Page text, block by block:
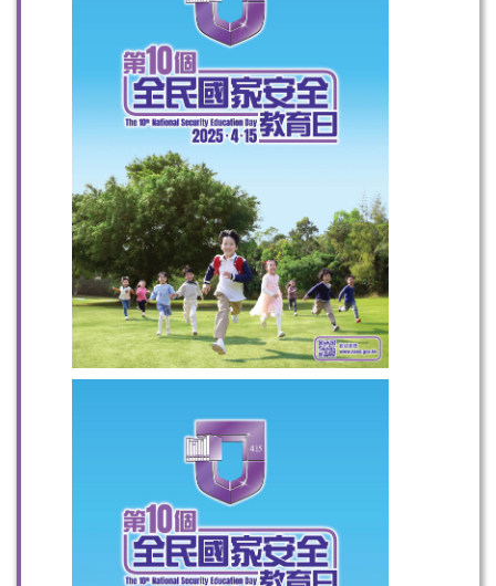
扫一扫关注我们的社交媒体，紧贴最新资讯！
微博